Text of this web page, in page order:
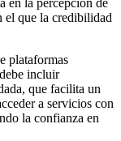
en la percepción de
el que la credibilidad
plataformas
incluir
que facilita un
a servicios con
la confianza en